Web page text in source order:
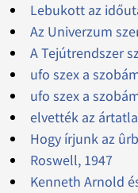
Lebukott az
Az Univerzum
A Tejútrendszer
ufo szex a
ufo szex a
elvették az
Hogy írjunk az
Roswell, 1947
Kenneth Arnold